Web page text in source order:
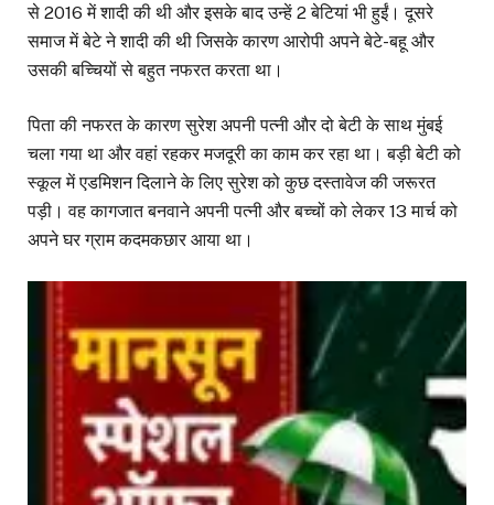
से 2016 में शादी की थी और इसके बाद उन्हें 2 बेटियां भी हुईं। दूसरे
समाज में बेटे ने शादी की थी जिसके कारण आरोपी अपने बेटे-बहू और
उसकी बच्चियों से बहुत नफरत करता था।
पिता की नफरत के कारण सुरेश अपनी पत्नी और दो बेटी के साथ मुंबई
चला गया था और वहां रहकर मजदूरी का काम कर रहा था। बड़ी बेटी को
स्कूल में एडमिशन दिलाने के लिए सुरेश को कुछ दस्तावेज की जरूरत
पड़ी। वह कागजात बनवाने अपनी पत्नी और बच्चों को लेकर 13 मार्च को
अपने घर ग्राम कदमकछार आया था।